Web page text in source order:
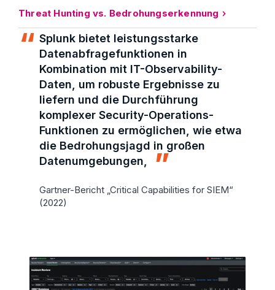
Threat Hunting vs. Bedrohungserkennung
Splunk bietet leistungsstarke
Datenabfragefunktionen in
Kombination mit IT-Observability-
Daten, um robuste Ergebnisse zu
liefern und die Durchführung
komplexer Security-Operations-
Funktionen zu ermöglichen, wie etwa
die Bedrohungsjagd in großen
Datenumgebungen,
Gartner-Bericht „Critical Capabilities for SIEM“
(2022)